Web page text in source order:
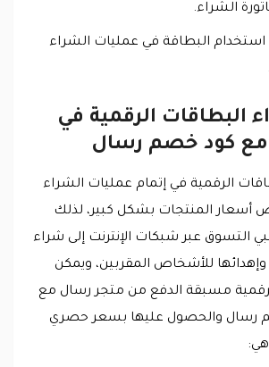
الشراء.
استخدام البطاقة في عمليات الشراء
البطاقات الرقمية في
مع كود خصم رسال
الرقمية في إتمام عمليات الشراء
أسعار المنتجات بشكل كبير، لذلك
التسوق عبر شبكات الإنترنت إلى شراء
وإهدائها للأشخاص المقربين، ويمكن
مسبقة الدفع من متجر رسال مع
رسال والحصول عليها بسعر حصري